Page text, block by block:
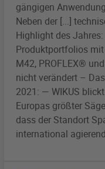
gängigen
Neben der [...]
Highlight des
Produktportfolios mit
M42, PROFLEX®
nicht verändert –
2021: — WIKUS
Europas größter
dass der Standort
international